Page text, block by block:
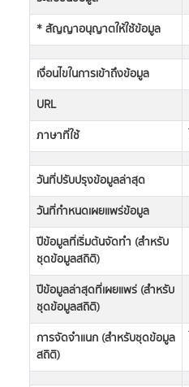
* สัญญาอนุญาตให้ใช้ข้อมูล
เงื่อนไขในการเข้าถึงข้อมูล
URL
ภาษาที่ใช้
วันที่ปรับปรุงข้อมูลล่าสุด
วันที่กำหนดเผยแพร่ข้อมูล
ปีข้อมูลที่เริ่มต้นจัดทำ (สำหรับ
ชุดข้อมูลสถิติ)
ปีข้อมูลล่าสุดที่เผยแพร่ (สำหรับ
ชุดข้อมูลสถิติ)
การจัดจำแนก (สำหรับชุดข้อมูล
สถิติ)